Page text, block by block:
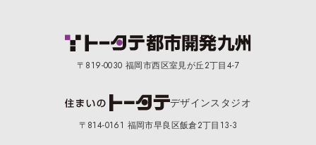
〒819-0030 福岡市西区室見が丘2丁目4-7
デザインスタジオ
〒814-0161 福岡市早良区飯倉2丁目13-3